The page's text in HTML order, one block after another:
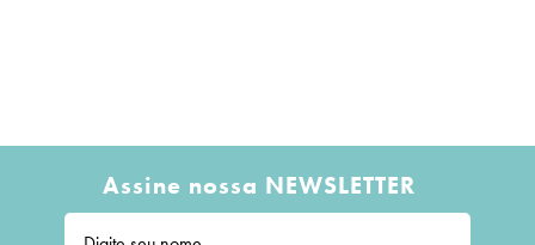
Assine nossa NEWSLETTER